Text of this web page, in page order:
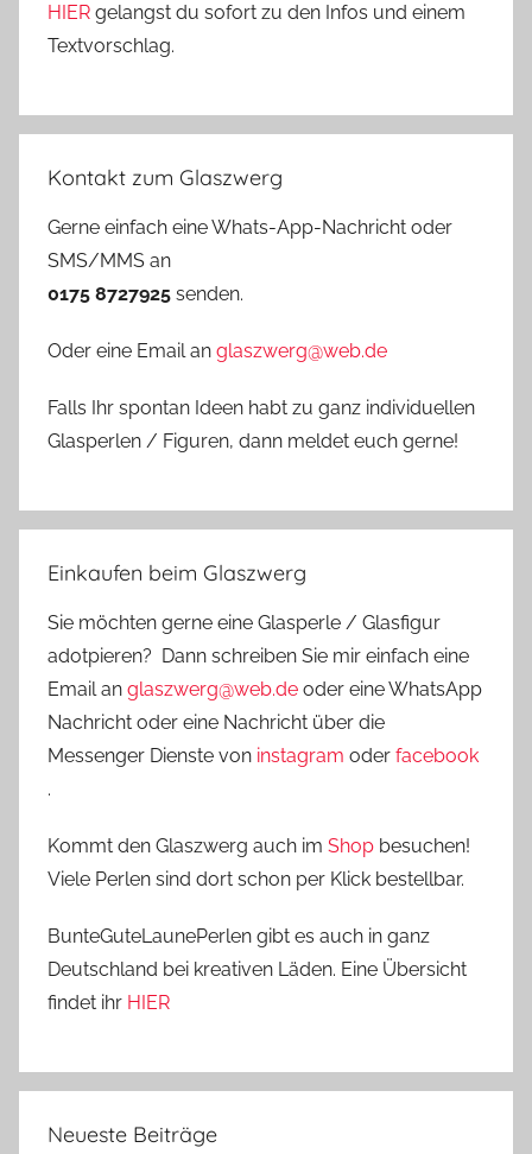
HIER gelangst du sofort zu den Infos und einem
Textvorschlag.
Kontakt zum Glaszwerg
Gerne einfach eine Whats-App-Nachricht oder
SMS/MMS an
0175 8727925 senden.
Oder eine Email an glaszwerg@web.de
Falls Ihr spontan Ideen habt zu ganz individuellen
Glasperlen / Figuren, dann meldet euch gerne!
Einkaufen beim Glaszwerg
Sie möchten gerne eine Glasperle / Glasfigur
adotpieren? Dann schreiben Sie mir einfach eine
Email an glaszwerg@web.de oder eine WhatsApp
Nachricht oder eine Nachricht über die
Messenger Dienste von instagram oder facebook
.
Kommt den Glaszwerg auch im Shop besuchen!
Viele Perlen sind dort schon per Klick bestellbar.
BunteGuteLaunePerlen gibt es auch in ganz
Deutschland bei kreativen Läden. Eine Übersicht
findet ihr HIER
Neueste Beiträge